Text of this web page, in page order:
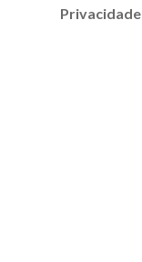
Privacidade